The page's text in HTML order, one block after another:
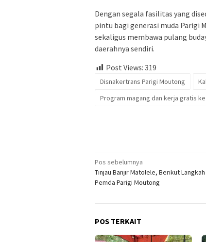
Dengan segala fasilitas yang
pintu bagi generasi muda Parigi
sekaligus membawa pulang
daerahnya sendiri.
Post Views: 319
Disnakertrans Parigi Moutong
Program magang dan kerja gratis
Navigasi
pos
Pos sebelumnya
Tinjau Banjir Matolele, Berikut
Pemda Parigi Moutong
POS TERKAIT